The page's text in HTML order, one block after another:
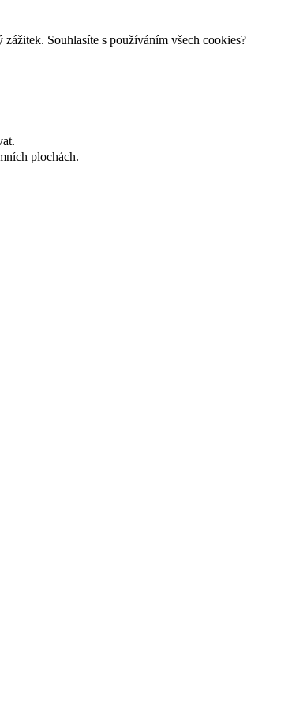
Souhlasíte s používáním všech cookies?
plochách.